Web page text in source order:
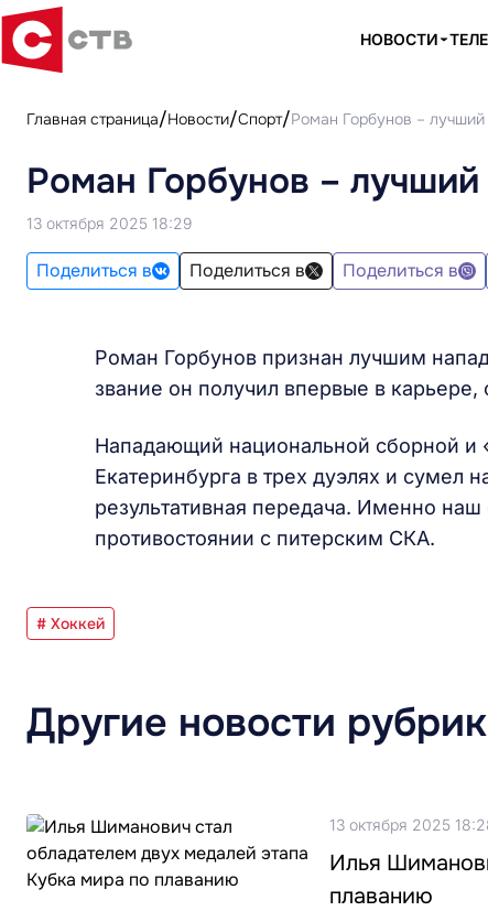
НОВОСТИ
Главная страница Новости Спорт Роман Горбунов –
Роман Горбунов –
13 октября 2025 18:29
Поделиться в Поделиться в Поделиться в
Роман Горбунов признан лучшим
звание он получил впервые в
Нападающий национальной сборной и
Екатеринбурга в трех дуэлях и сумел
результативная передача. Именно
противостоянии с питерским СКА.
# Хоккей
Другие новости
13 октября 2025
Илья
плаванию